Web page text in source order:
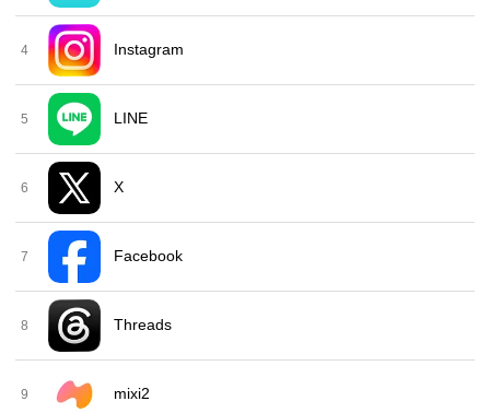
4 Instagram
5 LINE
6 X
7 Facebook
8 Threads
9 mixi2